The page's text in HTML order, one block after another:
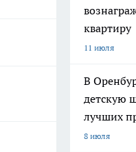
квартиру
11 июля
В
детскую
лучших
8 июля